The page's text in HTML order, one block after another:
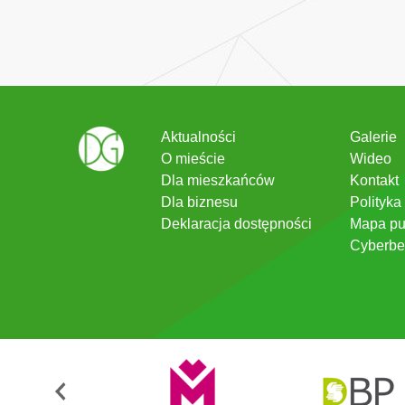
Aktualności
O mieście
Dla mieszkańców
Dla biznesu
Deklaracja dostępności
Galerie
Wideo
Kontakt
Mapa